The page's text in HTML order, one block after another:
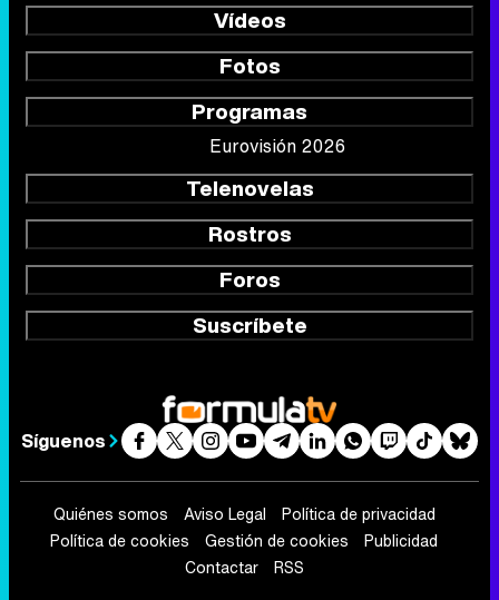
Vídeos
Fotos
Programas
Eurovisión 2026
Telenovelas
Rostros
Foros
Suscríbete
Síguenos
Quiénes somos Aviso Legal
Política de privacidad
Política de cookies
Gestión de cookies
Publicidad
Contactar
RSS